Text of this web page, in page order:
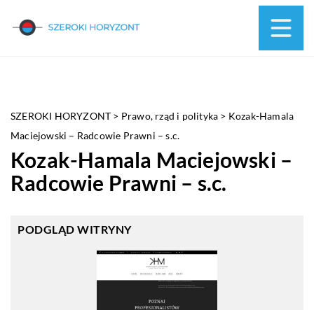
SZEROKI HORYZONT > Prawo, rząd i polityka > Kozak-Hamala
Maciejowski – Radcowie Prawni – s.c.
Kozak-Hamala Maciejowski –
Radcowie Prawni – s.c.
PODGLĄD WITRYNY